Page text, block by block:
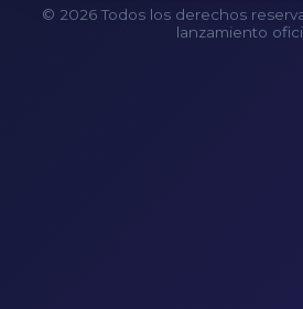
© 2026 Todos los derechos
lanzamiento